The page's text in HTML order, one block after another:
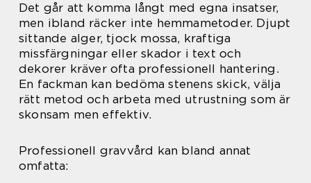
Det går att komma långt med egna insatser,
men ibland räcker inte hemmametoder. Djupt
sittande alger, tjock mossa, kraftiga
missfärgningar eller skador i text och
dekorer kräver ofta professionell hantering.
En fackman kan bedöma stenens skick, välja
rätt metod och arbeta med utrustning som är
skonsam men effektiv.
Professionell gravvård kan bland annat
omfatta: